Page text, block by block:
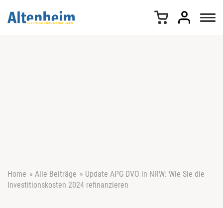
Home » Alle Beiträge » Update APG DVO in NRW: Wie Sie die
Investitionskosten 2024 refinanzieren